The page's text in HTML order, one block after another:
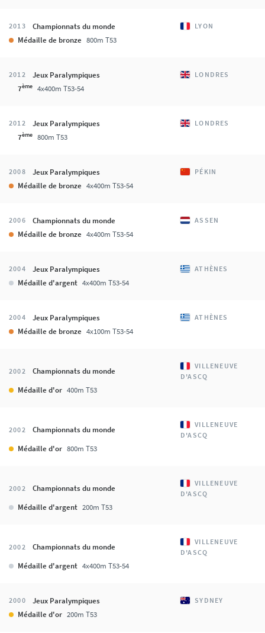
2013 Championnats du monde LYON
Médaille de bronze 800m T53
2012 Jeux Paralympiques LONDRES
7ème 4x400m T53-54
2012 Jeux Paralympiques LONDRES
7ème 800m T53
2008 Jeux Paralympiques PÉKIN
Médaille de bronze 4x400m T53-54
2006 Championnats du monde ASSEN
Médaille de bronze 4x400m T53-54
2004 Jeux Paralympiques ATHÈNES
Médaille d'argent 4x400m T53-54
2004 Jeux Paralympiques ATHÈNES
Médaille de bronze 4x100m T53-54
2002 Championnats du monde
VILLENEUVE
D'ASCQ
Médaille d'or 400m T53
2002 Championnats du monde
VILLENEUVE
D'ASCQ
Médaille d'or 800m T53
2002 Championnats du monde
VILLENEUVE
D'ASCQ
Médaille d'argent 200m T53
2002 Championnats du monde
VILLENEUVE
D'ASCQ
Médaille d'argent 4x400m T53-54
2000 Jeux Paralympiques SYDNEY
Médaille d'or 200m T53